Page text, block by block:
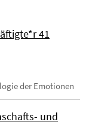
41
der Emotionen
und